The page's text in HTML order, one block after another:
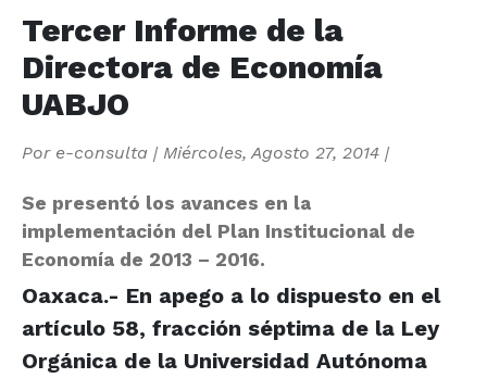
Tercer Informe de la
Directora de Economía
UABJO
Por e-consulta | Miércoles, Agosto 27, 2014 |
Se presentó los avances en la
implementación del Plan Institucional de
Economía de 2013 – 2016.
Oaxaca.- En apego a lo dispuesto en el
artículo 58, fracción séptima de la Ley
Orgánica de la Universidad Autónoma